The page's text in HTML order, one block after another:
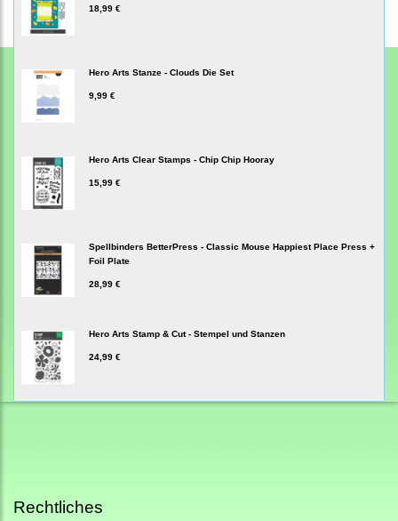
18,99 €
Hero Arts Stanze - Clouds Die Set
9,99 €
Hero Arts Clear Stamps - Chip Chip Hooray
15,99 €
Spellbinders BetterPress - Classic Mouse Happiest Place Press +
Foil Plate
28,99 €
Hero Arts Stamp & Cut - Stempel und Stanzen
24,99 €
Rechtliches